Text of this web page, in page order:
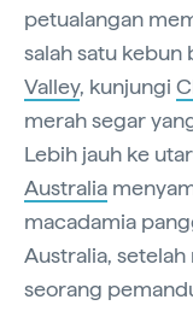
petualangan
salah satu kebun
Valley, kunjungi
merah segar
Lebih jauh ke
Australia
macadamia
Australia,
seorang